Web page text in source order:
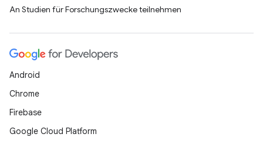
An Studien für Forschungszwecke teilnehmen
Android
Chrome
Firebase
Google Cloud Platform